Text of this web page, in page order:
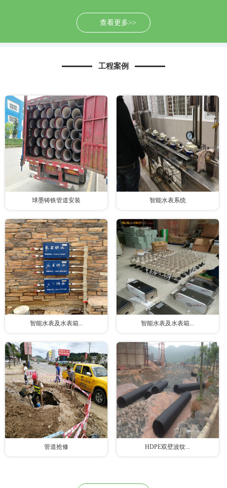
查看更多>>
工程案例
球墨铸铁管道安装 智能水表系统
智能水表及水表箱... 智能水表及水表箱...
管道抢修 HDPE双壁波纹...